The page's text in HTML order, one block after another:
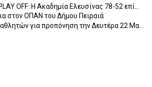
OFF: Η Ακαδημία Ελευσίνας 78-52 επί...
στον ΟΠΑΝ του Δήμου Πειραιά
για προπόνηση την Δευτέρα 22 Μα...